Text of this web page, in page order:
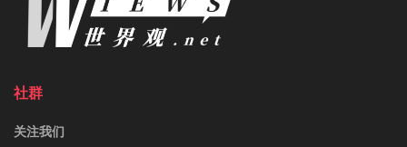
社群
关注我们